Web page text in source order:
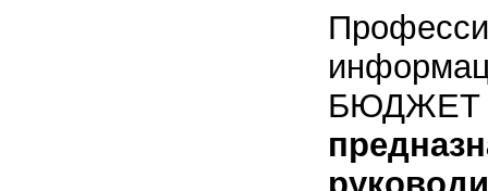
БЮДЖЕТ